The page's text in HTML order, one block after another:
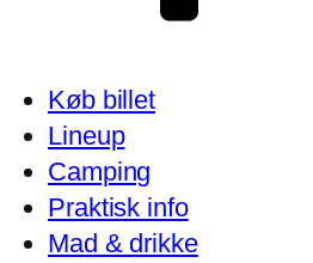
Køb billet
Lineup
Camping
Praktisk info
Mad & drikke